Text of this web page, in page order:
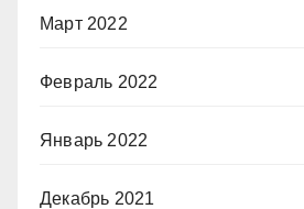
Март 2022
Февраль 2022
Январь 2022
Декабрь 2021